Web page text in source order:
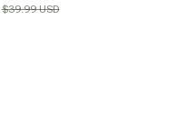
$39.99 USD